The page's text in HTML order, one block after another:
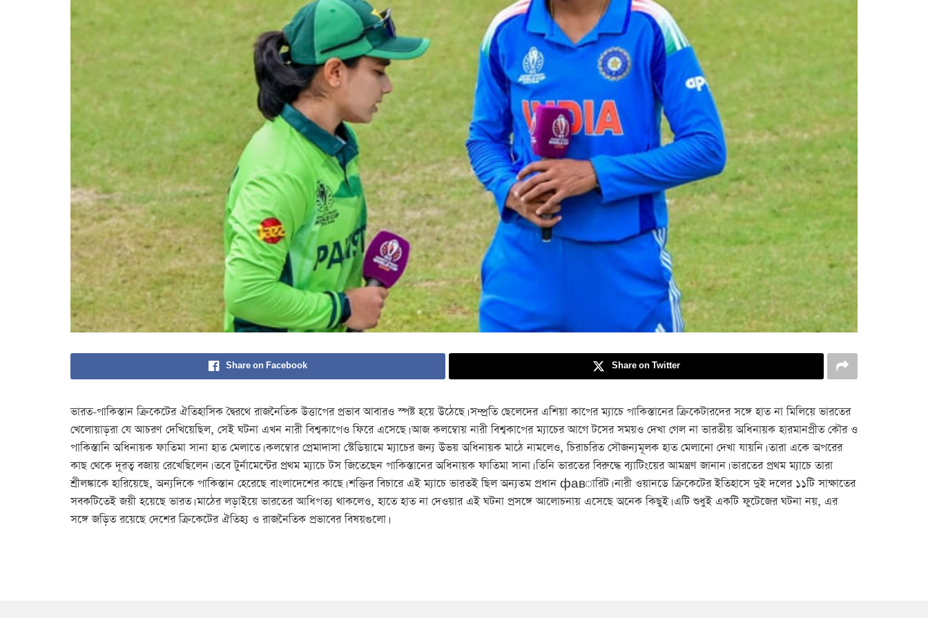
Share on Facebook Share on Twitter
ভারত-পাকিস্তান ক্রিকেটের ঐতিহাসিক দ্বৈরথে রাজনৈতিক উত্তাপের প্রভাব আবারও স্পষ্ট হয়ে উঠেছে। সম্প্রতি ছেলেদের এশিয়া কাপের ম্যাচে পাকিস্তানের ক্রিকেটারদের সঙ্গে হাত না মিলিয়ে ভারতের
খেলোয়াড়রা যে আচরণ দেখিয়েছিল, সেই ঘটনা এখন নারী বিশ্বকাপেও ফিরে এসেছে। আজ কলম্বোয় নারী বিশ্বকাপের ম্যাচের আগে টসের সময়ও দেখা গেল না ভারতীয় অধিনায়ক হারমানপ্রীত কৌর ও
পাকিস্তানি অধিনায়ক ফাতিমা সানা হাত মেলাতে। কলম্বোর প্রেমাদাসা স্টেডিয়ামে ম্যাচের জন্য উভয় অধিনায়ক মাঠে নামলেও, চিরাচরিত সৌজন্যমূলক হাত মেলানো দেখা যায়নি। তারা একে অপরের
কাছ থেকে দূরত্ব বজায় রেখেছিলেন। তবে টুর্নামেন্টের প্রথম ম্যাচে টস জিতেছেন পাকিস্তানের অধিনায়ক ফাতিমা সানা। তিনি ভারতের বিরুদ্ধে ব্যাটিংয়ের আমন্ত্রণ জানান। ভারতের প্রথম ম্যাচে তারা
শ্রীলঙ্কাকে হারিয়েছে, অন্যদিকে পাকিস্তান হেরেছে বাংলাদেশের কাছে। শক্তির বিচারে এই ম্যাচে ভারতই ছিল অন্যতম প্রধান фавারিট। নারী ওয়ানডে ক্রিকেটের ইতিহাসে দুই দলের ১১টি সাক্ষাতের
সবকটিতেই জয়ী হয়েছে ভারত। মাঠের লড়াইয়ে ভারতের আধিপত্য থাকলেও, হাতে হাত না দেওয়ার এই ঘটনা প্রসঙ্গে আলোচনায় এসেছে অনেক কিছুই। এটি শুধুই একটি ফুটেজের ঘটনা নয়, এর
সঙ্গে জড়িত রয়েছে দেশের ক্রিকেটের ঐতিহ্য ও রাজনৈতিক প্রভাবের বিষয়গুলো।